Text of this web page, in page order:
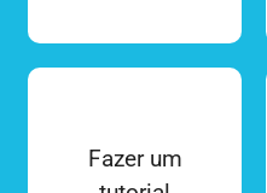
Fazer um